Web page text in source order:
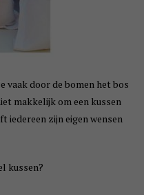
vaak door de bomen het bos
makkelijk om een kussen
iedereen zijn eigen wensen
kussen?